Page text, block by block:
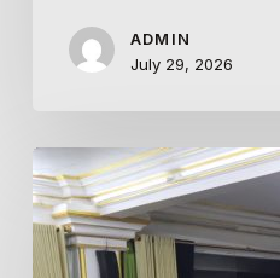
ADMIN
July 29, 2026
Kelas
Tafsir
Maudhu’i
ICC